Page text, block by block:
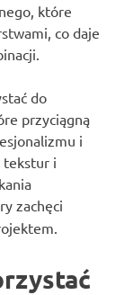
które
co daje
do
przyciągną
i
tekstur i
zachęci